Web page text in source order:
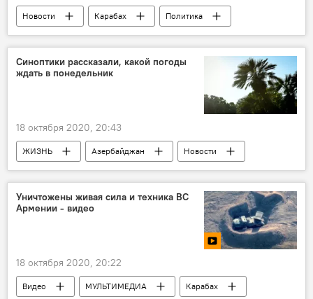
Новости Карабах
Политика
Азербайджан
Синоптики рассказали, какой погоды
ждать в понедельник
18 октября 2020, 20:43
ЖИЗНЬ Азербайджан
Новости
Прогноз погоды
Понедельник
Уничтожены живая сила и техника ВС
Армении - видео
18 октября 2020, 20:22
Видео МУЛЬТИМЕДИА
Карабах